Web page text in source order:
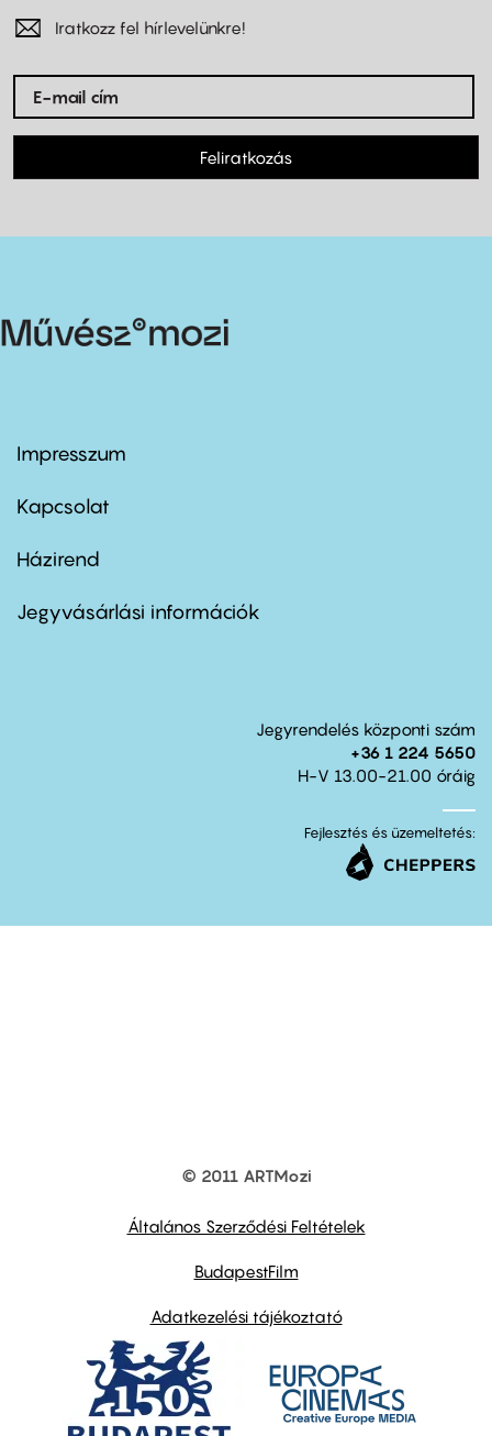
Iratkozz fel hírlevelünkre!
Feliratkozás
Footer
first
Impresszum
Kapcsolat
Footer
second
Házirend
Jegyvásárlási információk
Jegyrendelés központi szám
+36 1 224 5650
H-V 13.00-21.00 óráig
Fejlesztés és üzemeltetés:
© 2011 ARTMozi
Általános Szerződési Feltételek
BudapestFilm
Adatkezelési tájékoztató